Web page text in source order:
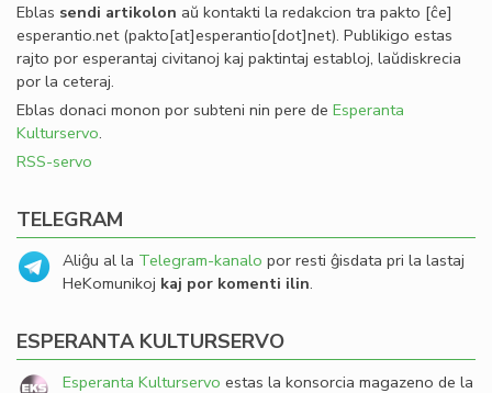
Eblas sendi artikolon aŭ kontakti la redakcion tra pakto [ĉe]
esperantio.net(pakto[at]esperantio[dot]net). Publikigo estas
rajto por esperantaj civitanoj kaj paktintaj establoj, laŭdiskrecia
por la ceteraj.
Eblas donaci monon por subteni nin pere de Esperanta
Kulturservo.
RSS-servo
TELEGRAM
Aliĝu al la Telegram-kanalo por resti ĝisdata pri la lastaj
HeKomunikoj kaj por komenti ilin.
ESPERANTA KULTURSERVO
Esperanta Kulturservo estas la konsorcia magazeno de la